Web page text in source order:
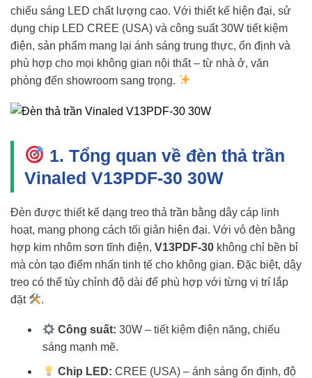
chiếu sáng LED chất lượng cao. Với thiết kế hiện đại, sử
dụng chip LED CREE (USA) và công suất 30W tiết kiệm
điện, sản phẩm mang lại ánh sáng trung thực, ổn định và
phù hợp cho mọi không gian nội thất – từ nhà ở, văn
phòng đến showroom sang trọng.
1. Tổng quan về đèn thả trần
Vinaled V13PDF-30 30W
Đèn được thiết kế dạng treo thả trần bằng dây cáp linh
hoạt, mang phong cách tối giản hiện đại. Với vỏ đèn bằng
hợp kim nhôm sơn tĩnh điện, V13PDF-30 không chỉ bền bỉ
mà còn tạo điểm nhấn tinh tế cho không gian. Đặc biệt, dây
treo có thể tùy chỉnh độ dài để phù hợp với từng vị trí lắp
đặt
.
Công suất: 30W – tiết kiệm điện năng, chiếu
sáng mạnh mẽ.
Chip LED: CREE (USA) – ánh sáng ổn định, độ